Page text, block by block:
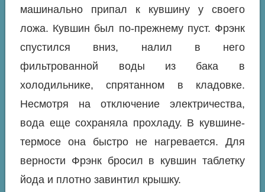
машинально припал к кувшину у своего
ложа. Кувшин был по-прежнему пуст. Фрэнк
спустился вниз, налил в него
фильтрованной воды из бака в
холодильнике, спрятанном в кладовке.
Несмотря на отключение электричества,
вода еще сохраняла прохладу. В кувшине-
термосе она быстро не нагревается. Для
верности Фрэнк бросил в кувшин таблетку
йода и плотно завинтил крышку.